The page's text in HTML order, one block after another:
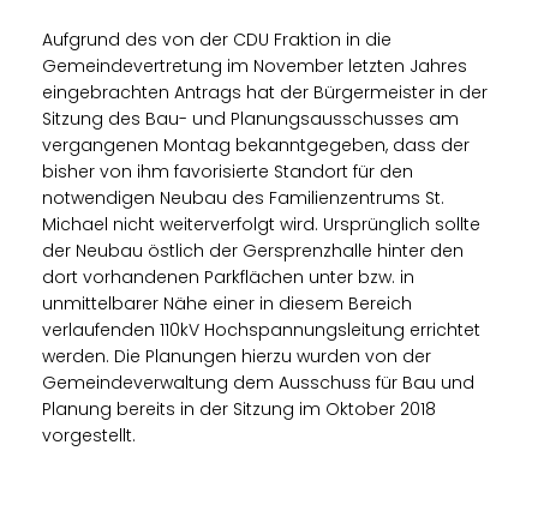
Aufgrund des von der CDU Fraktion in die
Gemeindevertretung im November letzten Jahres
eingebrachten Antrags hat der Bürgermeister in der
Sitzung des Bau- und Planungsausschusses am
vergangenen Montag bekanntgegeben, dass der
bisher von ihm favorisierte Standort für den
notwendigen Neubau des Familienzentrums St.
Michael nicht weiterverfolgt wird. Ursprünglich sollte
der Neubau östlich der Gersprenzhalle hinter den
dort vorhandenen Parkflächen unter bzw. in
unmittelbarer Nähe einer in diesem Bereich
verlaufenden 110kV Hochspannungsleitung errichtet
werden. Die Planungen hierzu wurden von der
Gemeindeverwaltung dem Ausschuss für Bau und
Planung bereits in der Sitzung im Oktober 2018
vorgestellt.